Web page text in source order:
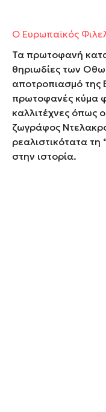
Ο Ευρωπαϊκός
Τα πρωτοφανή
θηριωδίες των
αποτροπιασμό της
πρωτοφανές κύμα
καλλιτέχνες όπως
ζωγράφος
ρεαλιστικότατα τη
στην ιστορία.